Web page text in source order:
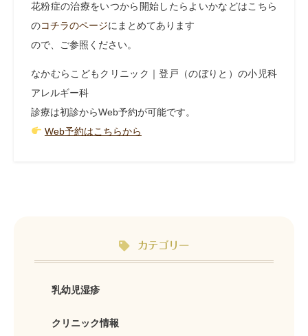
花粉症の治療をいつから開始したらよいかなどはこちら
のコチラのページにまとめてあります
ので、ご参照ください。
なかむらこどもクリニック｜登戸（のぼりと）の小児科
アレルギー科
診療は初診からWeb予約が可能です。
Web予約はこちらから
カテゴリー
乳幼児湿疹
クリニック情報